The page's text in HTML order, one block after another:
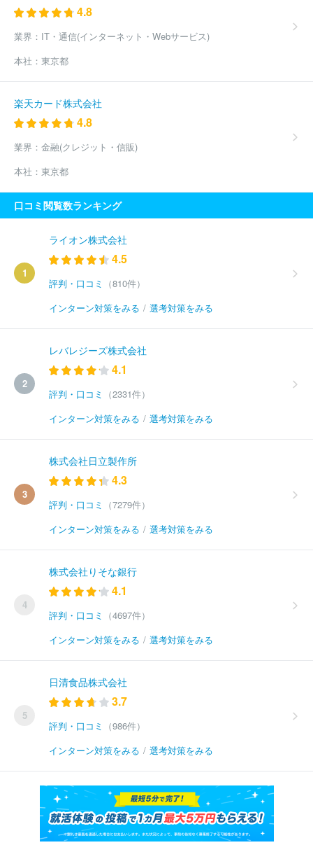
4.8
業界： IT・通信(インターネット・Webサービス)
本社： 東京都
楽天カード株式会社
4.8
業界： 金融(クレジット・信販)
本社： 東京都
口コミ閲覧数ランキング
1
ライオン株式会社
4.5
評判・口コミ
（810件）
インターン対策をみる / 選考対策をみる
2
レバレジーズ株式会社
4.1
評判・口コミ
（2331件）
インターン対策をみる / 選考対策をみる
3
株式会社日立製作所
4.3
評判・口コミ
（7279件）
インターン対策をみる / 選考対策をみる
4
株式会社りそな銀行
4.1
評判・口コミ
（4697件）
インターン対策をみる / 選考対策をみる
5
日清食品株式会社
3.7
評判・口コミ
（986件）
インターン対策をみる / 選考対策をみる